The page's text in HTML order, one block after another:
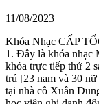
11/08/2023
Khóa Nhạc CẤP
1. Đây là khóa nhạc
khóa trực tiếp thứ 2
trú [23 nam và 30
tại nhà cô Xuân